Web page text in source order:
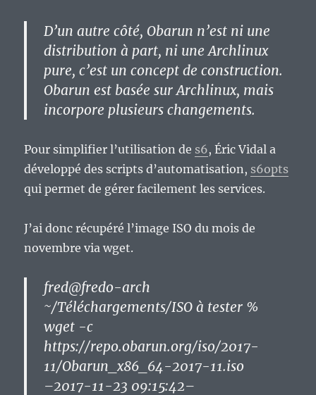
D’un autre côté, Obarun n’est ni une
distribution à part, ni une Archlinux
pure, c’est un concept de construction.
Obarun est basée sur Archlinux, mais
incorpore plusieurs changements.
Pour simplifier l’utilisation de s6, Éric Vidal a
développé des scripts d’automatisation, s6opts
qui permet de gérer facilement les services.
J’ai donc récupéré l’image ISO du mois de
novembre via wget.
fred@fredo-arch
~/Téléchargements/ISO à tester %
wget -c
https://repo.obarun.org/iso/2017-
11/Obarun_x86_64-2017-11.iso
–2017-11-23 09:15:42–